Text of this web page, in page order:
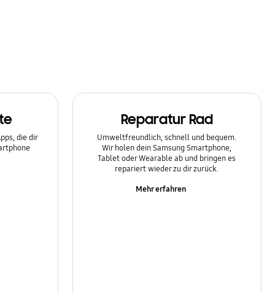
die dir
Reparatur Rad
Umweltfreundlich, schnell und bequem.
Wir holen dein Samsung Smartphone,
Tablet oder Wearable ab und bringen es
repariert wieder zu dir zurück.
Mehr erfahren